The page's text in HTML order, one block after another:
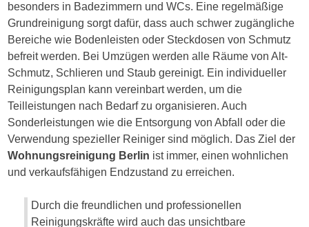
besonders in Badezimmern und WCs. Eine regelmäßige
Grundreinigung sorgt dafür, dass auch schwer zugängliche
Bereiche wie Bodenleisten oder Steckdosen von Schmutz
befreit werden. Bei Umzügen werden alle Räume von Alt-
Schmutz, Schlieren und Staub gereinigt. Ein individueller
Reinigungsplan kann vereinbart werden, um die
Teilleistungen nach Bedarf zu organisieren. Auch
Sonderleistungen wie die Entsorgung von Abfall oder die
Verwendung spezieller Reiniger sind möglich. Das Ziel der
Wohnungsreinigung Berlin ist immer, einen wohnlichen
und verkaufsfähigen Endzustand zu erreichen.
Durch die freundlichen und professionellen
Reinigungskräfte wird auch das unsichtbare